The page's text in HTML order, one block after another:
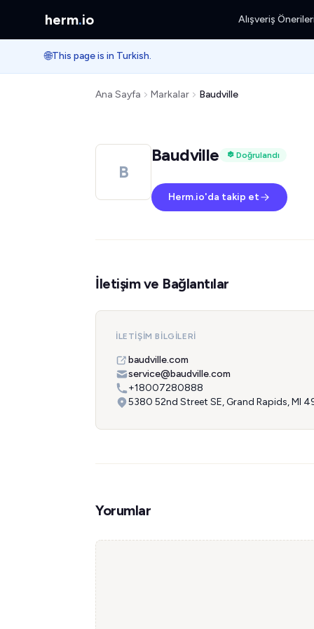
herm.io Alışveriş
🌐This page is in Turkish.
Ana Sayfa Markalar Baudville
B
Baudville Doğrulandı
Herm.io'da takip et
İletişim ve Bağlantılar
İLETIŞIM BILGILERI
baudville.com
service@baudville.com
+18007280888
5380 52nd Street SE, Grand Rapids, MI
Yorumlar